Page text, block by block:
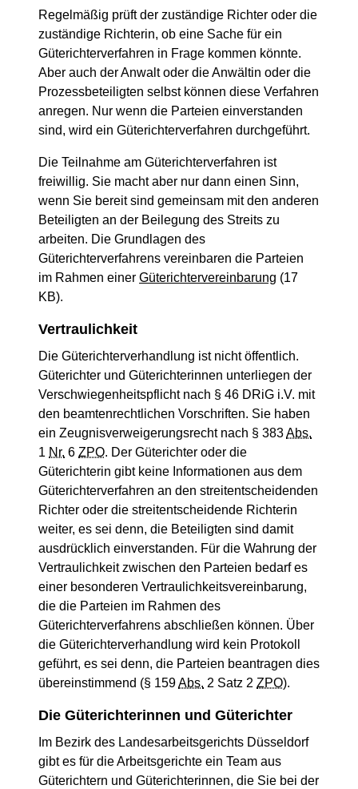
Regelmäßig prüft der zuständige Richter oder die
zuständige Richterin, ob eine Sache für ein
Güterichterverfahren in Frage kommen könnte.
Aber auch der Anwalt oder die Anwältin oder die
Prozessbeteiligten selbst können diese Verfahren
anregen. Nur wenn die Parteien einverstanden
sind, wird ein Güterichterverfahren durchgeführt.
Die Teilnahme am Güterichterverfahren ist
freiwillig. Sie macht aber nur dann einen Sinn,
wenn Sie bereit sind gemeinsam mit den anderen
Beteiligten an der Beilegung des Streits zu
arbeiten. Die Grundlagen des
Güterichterverfahrens vereinbaren die Parteien
im Rahmen einer Güterichtervereinbarung (17
KB).
Vertraulichkeit
Die Güterichterverhandlung ist nicht öffentlich.
Güterichter und Güterichterinnen unterliegen der
Verschwiegenheitspflicht nach § 46 DRiG i.V. mit
den beamtenrechtlichen Vorschriften. Sie haben
ein Zeugnisverweigerungsrecht nach § 383Abs.
1 Nr. 6 ZPO. Der Güterichter oder die
Güterichterin gibt keine Informationen aus dem
Güterichterverfahren an den streitentscheidenden
Richter oder die streitentscheidende Richterin
weiter, es sei denn, die Beteiligten sind damit
ausdrücklich einverstanden. Für die Wahrung der
Vertraulichkeit zwischen den Parteien bedarf es
einer besonderen Vertraulichkeitsvereinbarung,
die die Parteien im Rahmen des
Güterichterverfahrens abschließen können. Über
die Güterichterverhandlung wird kein Protokoll
geführt, es sei denn, die Parteien beantragen dies
übereinstimmend (§ 159Abs. 2 Satz 2 ZPO).
Die Güterichterinnen und Güterichter
Im Bezirk des Landesarbeitsgerichts Düsseldorf
gibt es für die Arbeitsgerichte ein Team aus
Güterichtern und Güterichterinnen, die Sie bei der